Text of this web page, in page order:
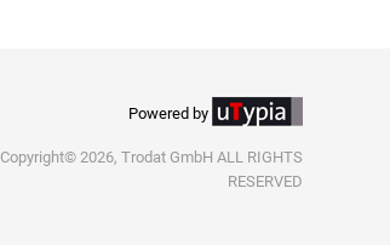
Powered by
Copyright© 2026, Trodat GmbH ALL RIGHTS
RESERVED